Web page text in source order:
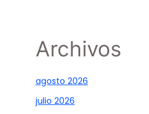
Archivos
agosto 2026
julio 2026